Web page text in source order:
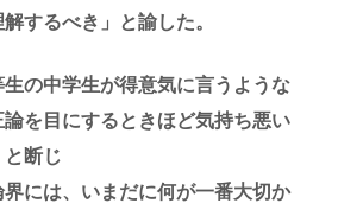
するべき」と諭した。
生の中学生が得意気に言うような
を目にするときほど気持ち悪い
と断じ
界には、いまだに何が一番大切か